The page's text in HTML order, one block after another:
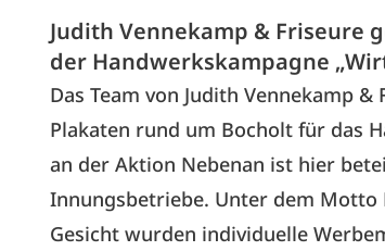
Judith Vennekamp & Friseure
der Handwerkskampagne
Das Team von Judith Vennekamp &
Plakaten rund um Bocholt für das
an der Aktion Nebenan ist hier
Innungsbetriebe. Unter dem
Gesicht wurden individuelle